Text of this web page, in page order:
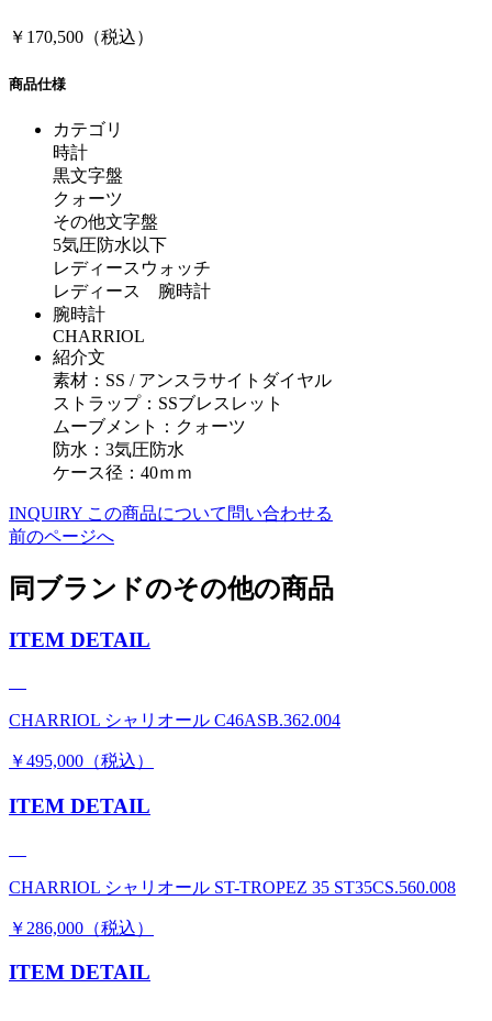
￥170,500（税込）
商品仕様
カテゴリ
時計
黒文字盤
クォーツ
その他文字盤
5気圧防水以下
レディースウォッチ
レディース 腕時計
腕時計
CHARRIOL
紹介文
素材：SS / アンスラサイトダイヤル
ストラップ：SSブレスレット
ムーブメント：クォーツ
防水：3気圧防水
ケース径：40ｍｍ
INQUIRY この商品について問い合わせる
前のページへ
同ブランドのその他の商品
ITEM DETAIL
CHARRIOL シャリオール C46ASB.362.004
￥495,000（税込）
ITEM DETAIL
CHARRIOL シャリオール ST-TROPEZ 35 ST35CS.560.008
￥286,000（税込）
ITEM DETAIL